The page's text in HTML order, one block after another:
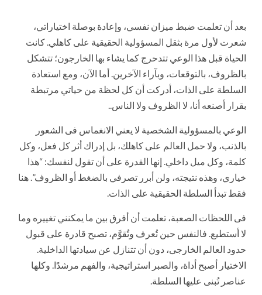
بعد أن تعلمت ضبط ميزان نفسي، وإعادة بوصلة اختياراتي،
شعرت لأول مرة بثقل المسؤولية الحقيقية على كاهلي. كانت
الحياة قبل هذا الوعي تتدحرج كما يشاء بها الخارجون؛ تتشكل
بالظروف، بالتوقعات، وبآراء الآخرين. أما الآن، ومع استعادة
السلطة على الذات، أدركت أن كل لحظة من حياتي مرتبطة
بقرار أصنعه أنا، لا الظروف ولا الناس..
الوعي بالمسؤولية الشخصية لا يعني الانغماس فى الشعور
بالذنب، ولا حمل العالم على كاهلك، بل إدراك أثر كل فعل، وكل
كلمة، وكل ميل داخلي. إنها القدرة على أن تقول لنفسك: “هذا
خياري، وهذه نتيجته، ولن أبرر تصرفي بالضغط أو الظروف”. هنا
فقط تبدأ السلطة الحقيقية على الذات.
فى اللحظات الصعبة، تعلمت أن أفرق بين ما يمكنني تغييره وما
لا أستطيع. فالنفس حين تُعرف وتُقوَّم، تصبح قادرة على قبول
حدود العالم الخارجى، دون أن تتنازل عن سيادتها الداخلية.
الاختيار أصبح أداة، والصبر استراتيجية، والفهم مرشدًا. وكلها
عناصر تُبنى عليها السلطة.